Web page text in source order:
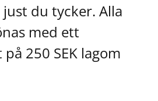
du tycker. Alla
med ett
250 SEK lagom